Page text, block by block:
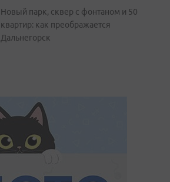
Новый парк, сквер с фонтаном и 50
квартир: как преображается
Дальнегорск